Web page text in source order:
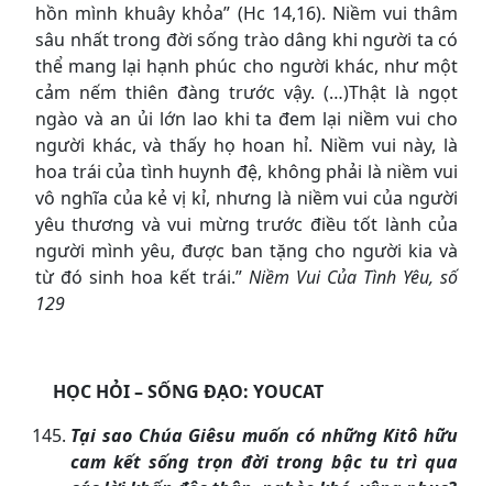
hồn mình khuây khỏa” (Hc 14,16). Niềm vui thâm
sâu nhất trong đời sống trào dâng khi người ta có
thể mang lại hạnh phúc cho người khác, như một
cảm nếm thiên đàng trước vậy. (…)Thật là ngọt
ngào và an ủi lớn lao khi ta đem lại niềm vui cho
người khác, và thấy họ hoan hỉ. Niềm vui này, là
hoa trái của tình huynh đệ, không phải là niềm vui
vô nghĩa của kẻ vị kỉ, nhưng là niềm vui của người
yêu thương và vui mừng trước điều tốt lành của
người mình yêu, được ban tặng cho người kia và
từ đó sinh hoa kết trái.” Niềm Vui Của Tình Yêu, số
129
HỌC HỎI – SỐNG ĐẠO: YOUCAT
Tại sao Chúa Giêsu muốn có những Kitô hữu
cam kết sống trọn đời trong bậc tu trì qua